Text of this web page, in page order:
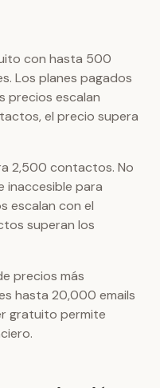
con hasta 500
Los planes pagados
precios escalan
el precio supera
2,500 contactos. No
inaccesible para
escalan con el
superan los
precios más
hasta 20,000 emails
gratuito permite